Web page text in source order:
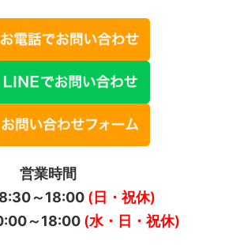
営業時間
～18:00(日・祝休)
～18:00 (水・日・祝休)